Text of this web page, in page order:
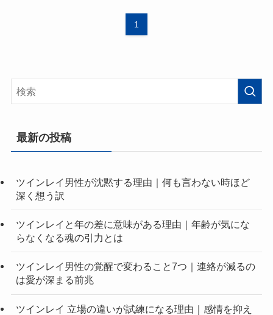
1
最新の投稿
ツインレイ男性が沈黙する理由｜何も言わない時ほど
深く想う訳
ツインレイと年の差に意味がある理由｜年齢が気にな
らなくなる魂の引力とは
ツインレイ男性の覚醒で変わること7つ｜連絡が減るの
は愛が深まる前兆
ツインレイ 立場の違いが試練になる理由｜感情を抑え